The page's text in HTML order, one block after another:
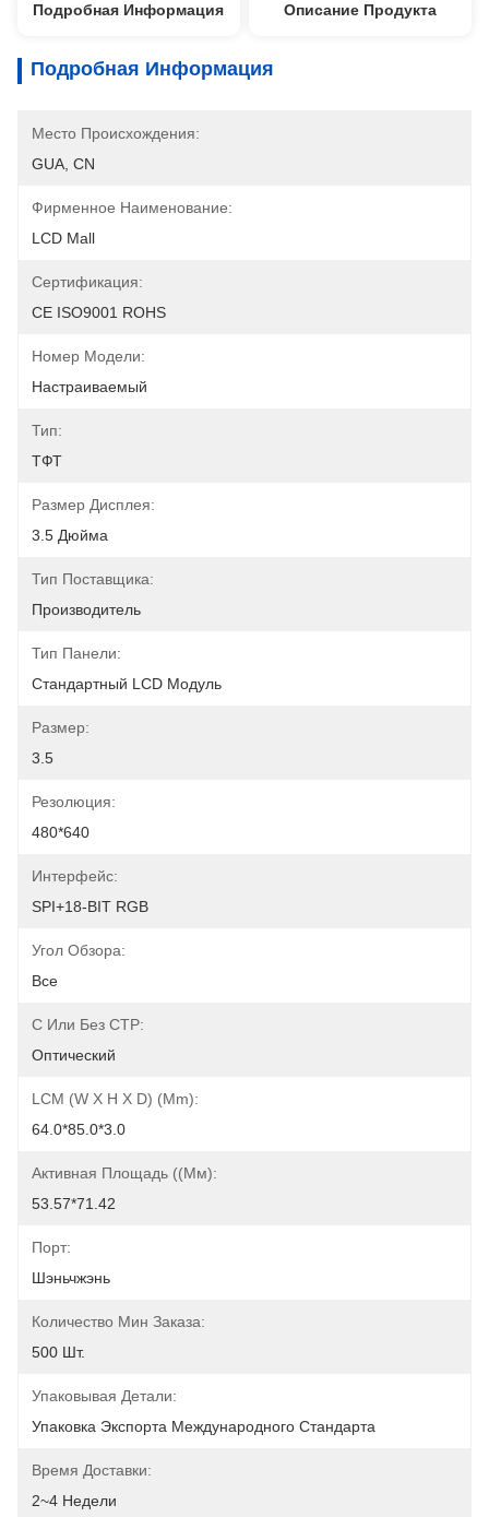
Подробная Информация Описание Продукта
Подробная Информация
Место Происхождения:
GUA, CN
Фирменное Наименование:
LCD Mall
Сертификация:
CE ISO9001 ROHS
Номер Модели:
Настраиваемый
Тип:
ТФТ
Размер Дисплея:
3.5 Дюйма
Тип Поставщика:
Производитель
Тип Панели:
Стандартный LCD Модуль
Размер:
3.5
Резолюция:
480*640
Интерфейс:
SPI+18-BIT RGB
Угол Обзора:
Все
С Или Без CTP:
Оптический
LCM (w X H X D) (mm):
64.0*85.0*3.0
Активная Площадь ((мм):
53.57*71.42
Порт:
Шэньчжэнь
Количество Мин Заказа:
500 Шт.
Упаковывая Детали:
Упаковка Экспорта Международного Стандарта
Время Доставки:
2~4 Недели